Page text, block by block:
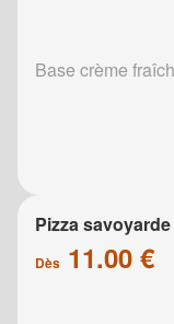
Base crème
Pizza savoyarde
Dès 11.00 €